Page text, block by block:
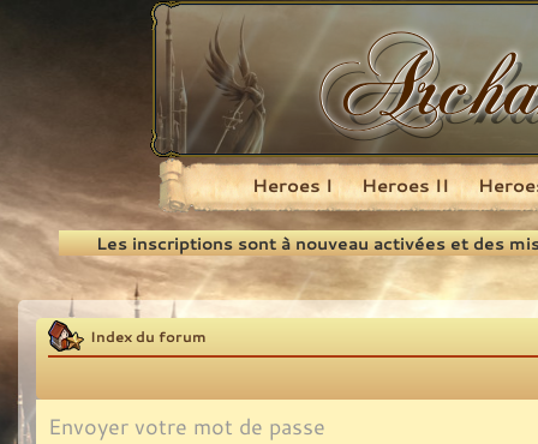
Recherche
Heroes I Heroes II
Les inscriptions sont à nouveau activées et des
Index du forum
Envoyer votre mot de passe